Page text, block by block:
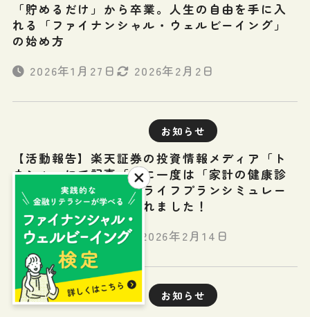
「貯めるだけ」から卒業。人生の自由を手に入
れる「ファイナンシャル・ウェルビーイング」
の始め方
2026年1月27日
2026年2月2日
お知らせ
【活動報告】楽天証券の投資情報メディア「ト
ウシル」にて記事「年に一度は「家計の健康診
断」！お金の棚卸しとライフプランシミュレー
ションを！」が掲載されました！
2025年12月22日
2026年2月14日
お知らせ